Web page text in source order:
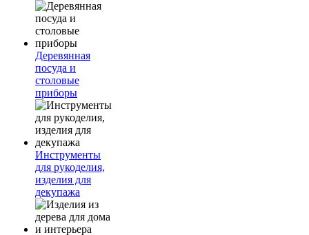
Деревянная
посуда и
столовые
приборы
Инструменты
для рукоделия,
изделия для
декупажа